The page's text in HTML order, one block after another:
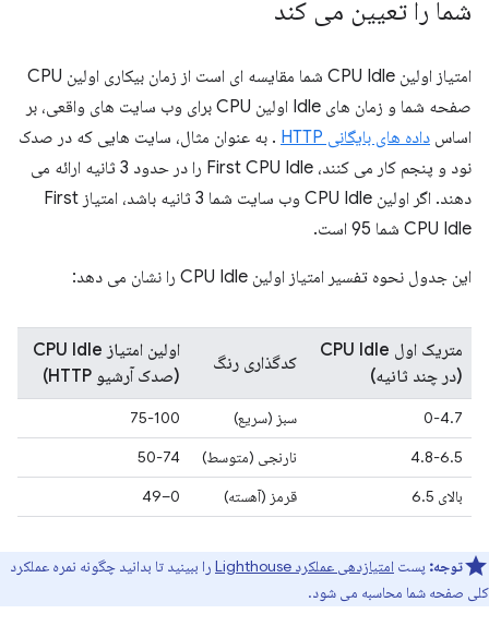
شما را تعیین می کند
امتیاز اولین CPU Idle شما مقایسه ای است از زمان بیکاری اولین CPU
صفحه شما و زمان های Idle اولین CPU برای وب سایت های واقعی، بر
اساس داده های بایگانی HTTP
. به عنوان مثال، سایت هایی که در صدک
نود و پنجم کار می کنند، First CPU Idle را در حدود 3 ثانیه ارائه می
دهند. اگر اولین CPU Idle وب سایت شما 3 ثانیه باشد، امتیاز First
CPU Idle شما 95 است.
این جدول نحوه تفسیر امتیاز اولین CPU Idle را نشان می دهد:
متریک اول CPU Idle
(در چند ثانیه)
کدگذاری رنگ
اولین امتیاز CPU Idle
(صدک آرشیو HTTP)
0-4.7 سبز (سریع)
75-100
4.8-6.5
نارنجی (متوسط)
50-74
بالای 6.5
قرمز (آهسته) 0–49
توجه: پست امتیازدهی عملکرد Lighthouse
را ببینید تا بدانید چگونه نمره عملکرد
کلی صفحه شما محاسبه می شود.